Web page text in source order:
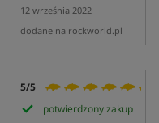
12 września 2022
dodane na rockworld.pl
5/5
potwierdzony zakup